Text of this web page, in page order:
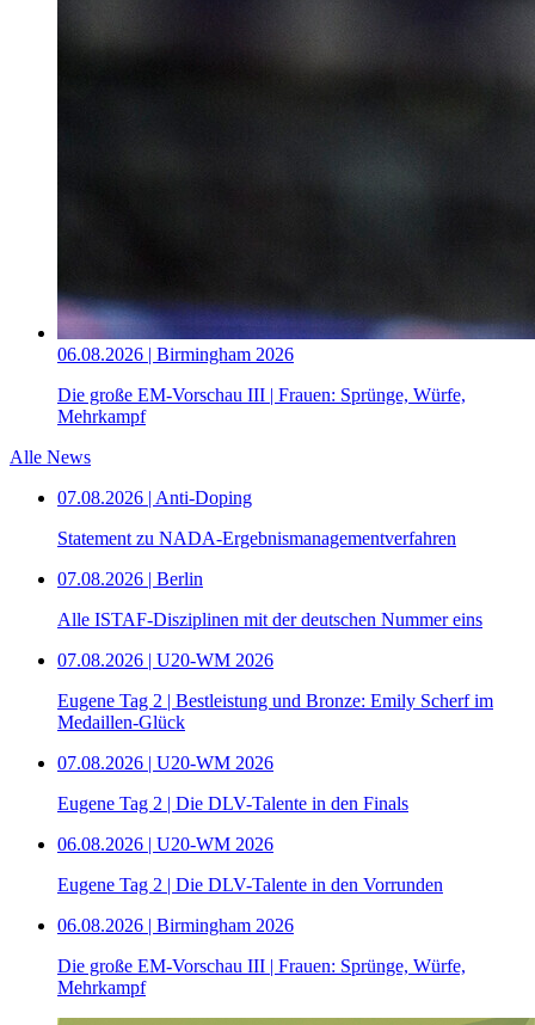
06.08.2026 | Birmingham 2026
Die große EM-Vorschau III | Frauen: Sprünge, Würfe,
Mehrkampf
Alle News
07.08.2026 | Anti-Doping
Statement zu NADA-Ergebnismanagementverfahren
07.08.2026 | Berlin
Alle ISTAF-Disziplinen mit der deutschen Nummer eins
07.08.2026 | U20-WM 2026
Eugene Tag 2 | Bestleistung und Bronze: Emily Scherf im
Medaillen-Glück
07.08.2026 | U20-WM 2026
Eugene Tag 2 | Die DLV-Talente in den Finals
06.08.2026 | U20-WM 2026
Eugene Tag 2 | Die DLV-Talente in den Vorrunden
06.08.2026 | Birmingham 2026
Die große EM-Vorschau III | Frauen: Sprünge, Würfe,
Mehrkampf